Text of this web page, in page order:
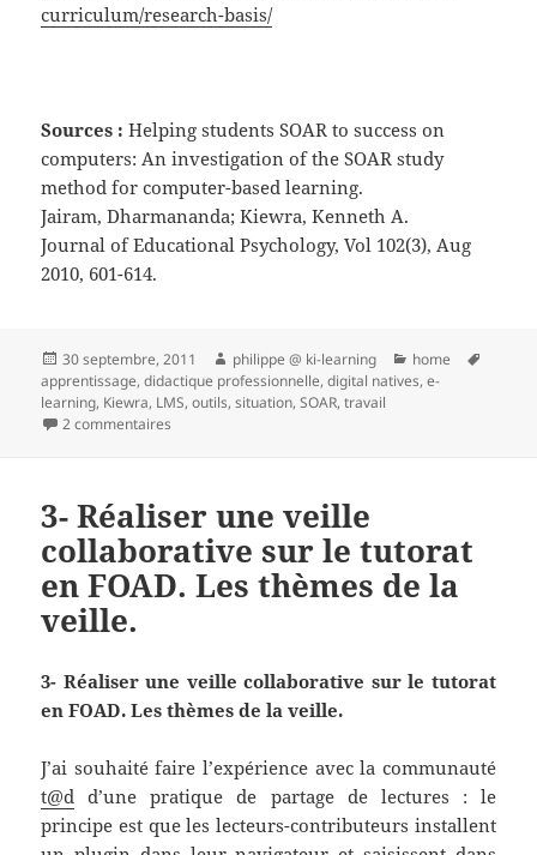
curriculum/research-basis/
Sources : Helping students SOAR to success on
computers: An investigation of the SOAR study
method for computer-based learning.
Jairam, Dharmananda; Kiewra, Kenneth A.
Journal of Educational Psychology, Vol 102(3), Aug
2010, 601-614.
Publié
le
30 septembre, 2011 Auteur
philippe @ ki-learning Catégories
home
apprentissage,didactique professionnelle,digital natives,e-
learning, Kiewra, LMS,outils,situation,SOAR,travail
2 commentaires
3- Réaliser une veille
collaborative sur le tutorat
en FOAD. Les thèmes de la
veille.
3- Réaliser une veille collaborative sur le tutorat
en FOAD. Les thèmes de la veille.
J’ai souhaité faire l’expérience avec la communauté
t@d d’une pratique de partage de lectures : le
principe est que les lecteurs-contributeurs installent